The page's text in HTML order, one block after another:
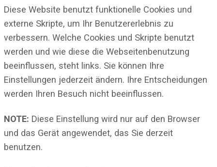
Diese Website benutzt funktionelle Cookies und
externe Skripte, um Ihr Benutzererlebnis zu
verbessern. Welche Cookies und Skripte benutzt
werden und wie diese die Webseitenbenutzung
beeinflussen, steht links. Sie können Ihre
Einstellungen jederzeit ändern. Ihre Entscheidungen
werden Ihren Besuch nicht beeinflussen.
NOTE: Diese Einstellung wird nur auf den Browser
und das Gerät angewendet, das Sie derzeit
benutzen.